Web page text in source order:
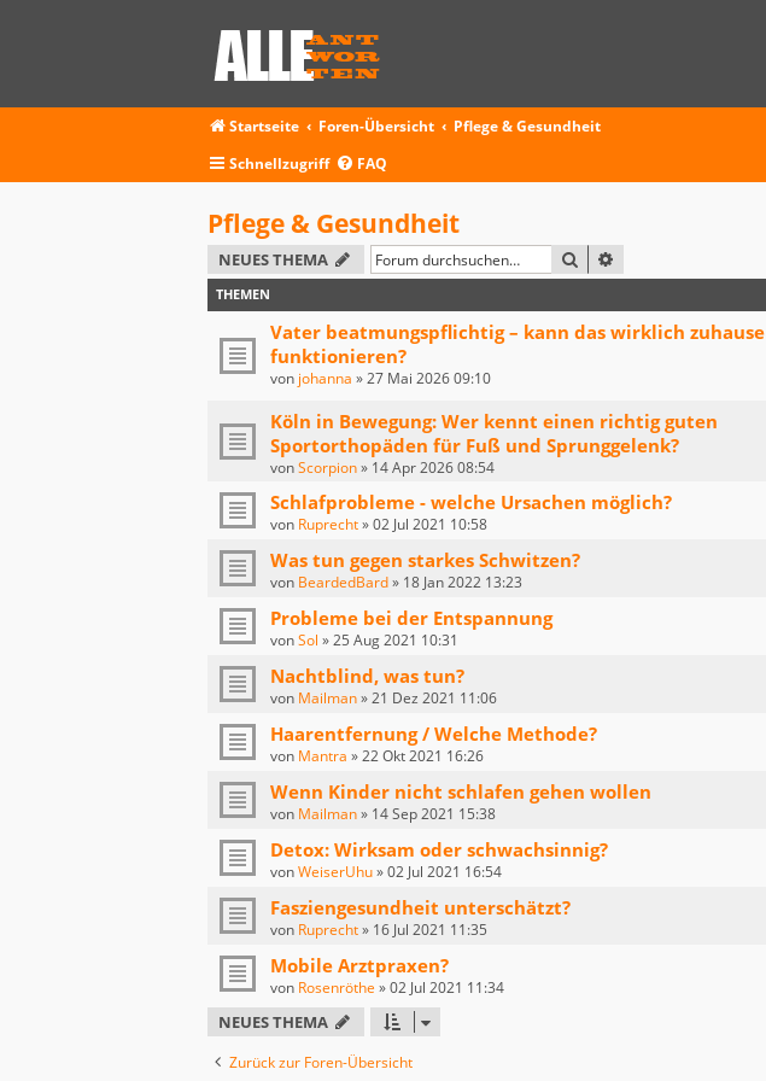
Startseite Foren-Übersicht
Pflege & Gesundheit
Schnellzugriff
FAQ
Pflege & Gesundheit
NEUES THEMA SUCHE
THEMEN
Vater beatmungspflichtig – kann das wirklich zuhause
funktionieren?
von johanna »27 Mai 2026 09:10
Köln in Bewegung: Wer kennt einen richtig guten
Sportorthopäden für Fuß und Sprunggelenk?
vonScorpion» 14 Apr 2026 08:54
Schlafprobleme - welche Ursachen möglich?
von Ruprecht»02 Jul 2021 10:58
Was tun gegen starkes Schwitzen?
von BeardedBard» 18 Jan 2022 13:23
Probleme bei der Entspannung
vonSol »25 Aug 2021 10:31
Nachtblind, was tun?
von Mailman»21 Dez 2021 11:06
Haarentfernung / Welche Methode?
von Mantra »22 Okt 2021 16:26
Wenn Kinder nicht schlafen gehen wollen
von Mailman» 14 Sep 2021 15:38
Detox: Wirksam oder schwachsinnig?
vonWeiserUhu»02 Jul 2021 16:54
Fasziengesundheit unterschätzt?
von Ruprecht» 16 Jul 2021 11:35
Mobile Arztpraxen?
von Rosenröthe »02 Jul 2021 11:34
NEUES THEMA
Zurück zur Foren-Übersicht